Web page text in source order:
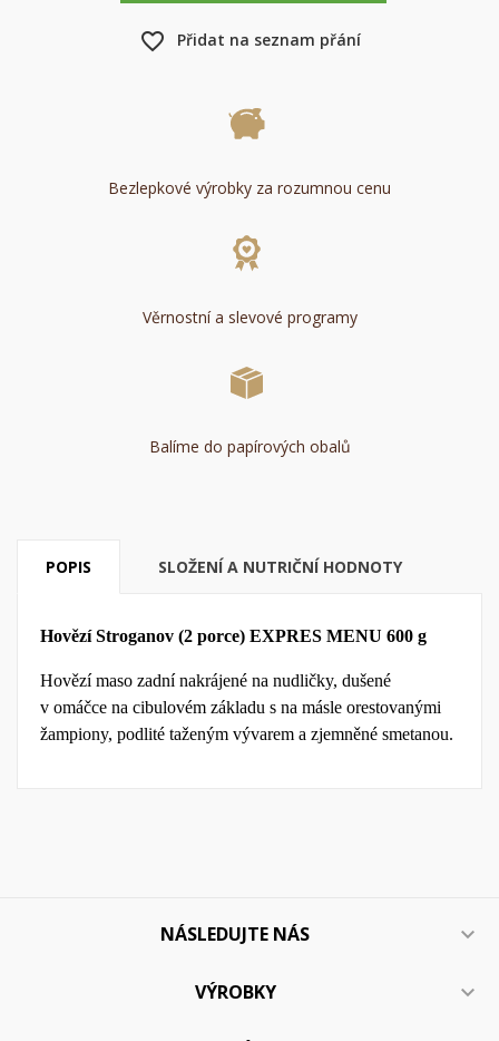
favorite_border Přidat na seznam přání
Bezlepkové výrobky za rozumnou cenu
Věrnostní a slevové programy
Balíme do papírových obalů
POPIS SLOŽENÍ A NUTRIČNÍ HODNOTY
Hovězí Stroganov (2 porce) EXPRES MENU 600 g
Hovězí maso zadní nakrájené na nudličky, dušené
v omáčce na cibulovém základu s na másle orestovanými
žampiony, podlité taženým vývarem a zjemněné smetanou.
NÁSLEDUJTE NÁS 
VÝROBKY 